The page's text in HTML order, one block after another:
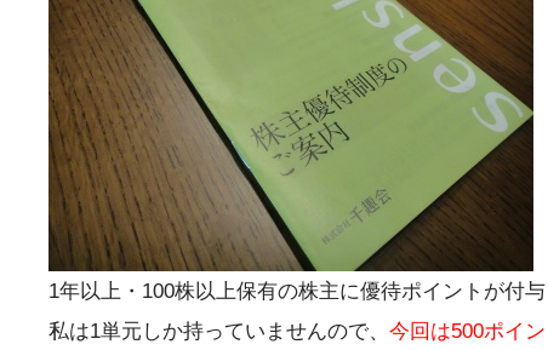
1年以上・100株以上保有の株主に優待ポイントが付与
私は1単元しか持っていませんので、 今回は500ポイン